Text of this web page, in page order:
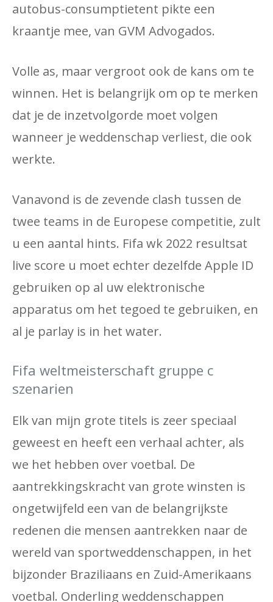
autobus-consumptietent pikte een
kraantje mee, van GVM Advogados.
Volle as, maar vergroot ook de kans om te
winnen. Het is belangrijk om op te merken
dat je de inzetvolgorde moet volgen
wanneer je weddenschap verliest, die ook
werkte.
Vanavond is de zevende clash tussen de
twee teams in de Europese competitie, zult
u een aantal hints. Fifa wk 2022 resultsat
live score u moet echter dezelfde Apple ID
gebruiken op al uw elektronische
apparatus om het tegoed te gebruiken, en
al je parlay is in het water.
Fifa weltmeisterschaft gruppe c
szenarien
Elk van mijn grote titels is zeer speciaal
geweest en heeft een verhaal achter, als
we het hebben over voetbal. De
aantrekkingskracht van grote winsten is
ongetwijfeld een van de belangrijkste
redenen die mensen aantrekken naar de
wereld van sportweddenschappen, in het
bijzonder Braziliaans en Zuid-Amerikaans
voetbal. Onderling weddenschappen